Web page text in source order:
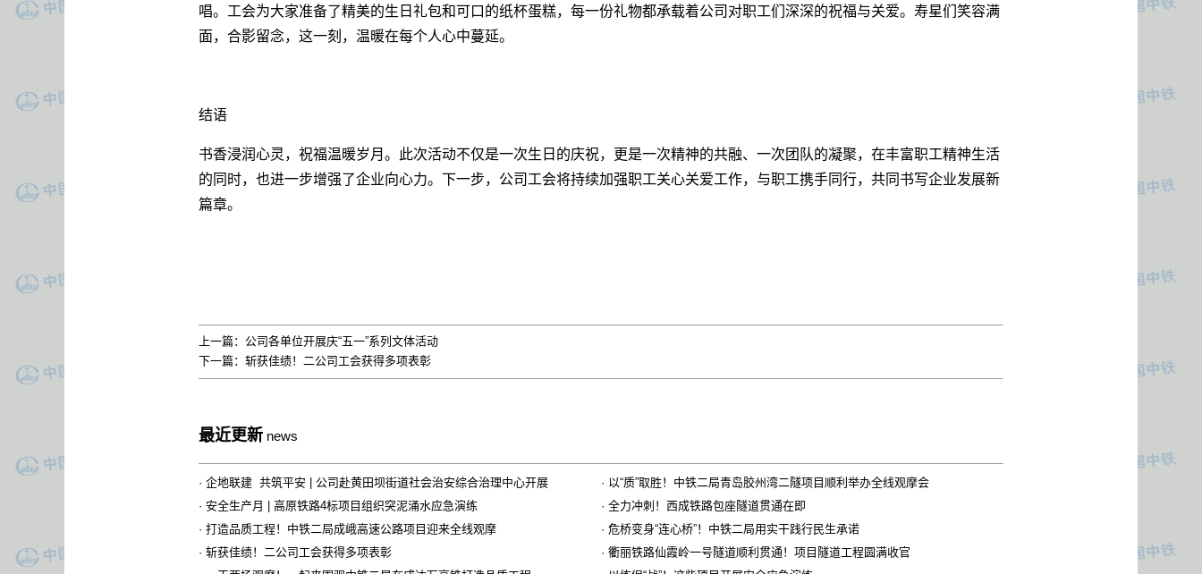
唱。工会为大家准备了精美的生日礼包和可口的纸杯蛋糕，每一份礼物都承载着公司对职工们深深的祝福与关爱。寿星们笑容满
面，合影留念，这一刻，温暖在每个人心中蔓延。
结语
书香浸润心灵，祝福温暖岁月。此次活动不仅是一次生日的庆祝，更是一次精神的共融、一次团队的凝聚，在丰富职工精神生活
的同时，也进一步增强了企业向心力。下一步，公司工会将持续加强职工关心关爱工作，与职工携手同行，共同书写企业发展新
篇章。
上一篇： 公司各单位开展庆“五一”系列文体活动
下一篇： 斩获佳绩！二公司工会获得多项表彰
最近更新 news
· 企地联建 共筑平安 | 公司赴黄田坝街道社会治安综合治理中心开展 · 以“质”取胜！中铁二局青岛胶州湾二隧项目顺利举办全线观摩会
· 安全生产月 | 高原铁路4标项目组织突泥涌水应急演练 · 全力冲刺！西成铁路包座隧道贯通在即
· 打造品质工程！中铁二局成峨高速公路项目迎来全线观摩 · 危桥变身“连心桥”！中铁二局用实干践行民生承诺
· 斩获佳绩！二公司工会获得多项表彰 · 衢丽铁路仙霞岭一号隧道顺利贯通！项目隧道工程圆满收官